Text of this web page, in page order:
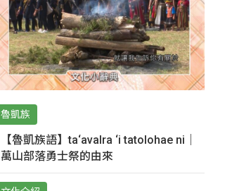
魯凱族
【魯凱族語】ta‘avalra ‘i tatolohae ni｜
萬山部落勇士祭的由來